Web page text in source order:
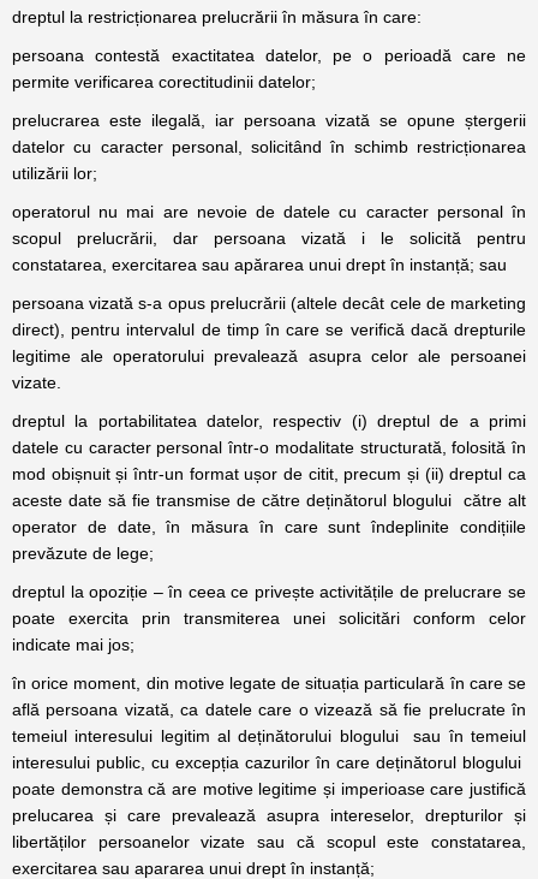
dreptul la restricționarea prelucrării în măsura în care:
persoana contestă exactitatea datelor, pe o perioadă care ne
permite verificarea corectitudinii datelor;
prelucrarea este ilegală, iar persoana vizată se opune ștergerii
datelor cu caracter personal, solicitând în schimb restricționarea
utilizării lor;
operatorul nu mai are nevoie de datele cu caracter personal în
scopul prelucrării, dar persoana vizată i le solicită pentru
constatarea, exercitarea sau apărarea unui drept în instanță; sau
persoana vizată s-a opus prelucrării (altele decât cele de marketing
direct), pentru intervalul de timp în care se verifică dacă drepturile
legitime ale operatorului prevalează asupra celor ale persoanei
vizate.
dreptul la portabilitatea datelor, respectiv (i) dreptul de a primi
datele cu caracter personal într-o modalitate structurată, folosită în
mod obișnuit și într-un format ușor de citit, precum și (ii) dreptul ca
aceste date să fie transmise de către deținătorul blogului către alt
operator de date, în măsura în care sunt îndeplinite condițiile
prevăzute de lege;
dreptul la opoziție – în ceea ce privește activitățile de prelucrare se
poate exercita prin transmiterea unei solicitări conform celor
indicate mai jos;
în orice moment, din motive legate de situația particulară în care se
află persoana vizată, ca datele care o vizează să fie prelucrate în
temeiul interesului legitim al deținătorului blogului sau în temeiul
interesului public, cu excepția cazurilor în care deținătorul blogului
poate demonstra că are motive legitime și imperioase care justifică
prelucarea și care prevalează asupra intereselor, drepturilor și
libertăților persoanelor vizate sau că scopul este constatarea,
exercitarea sau apararea unui drept în instanță;